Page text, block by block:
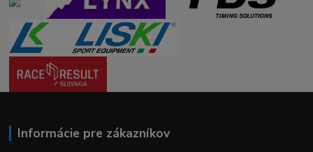
Informácie pre zákazníkov